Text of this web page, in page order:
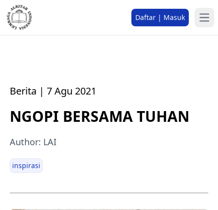
Daftar | Masuk
Berita | 7 Agu 2021
NGOPI BERSAMA TUHAN
Author: LAI
inspirasi